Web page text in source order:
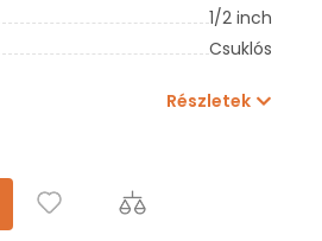
1/2 inch
Csuklós
Részletek